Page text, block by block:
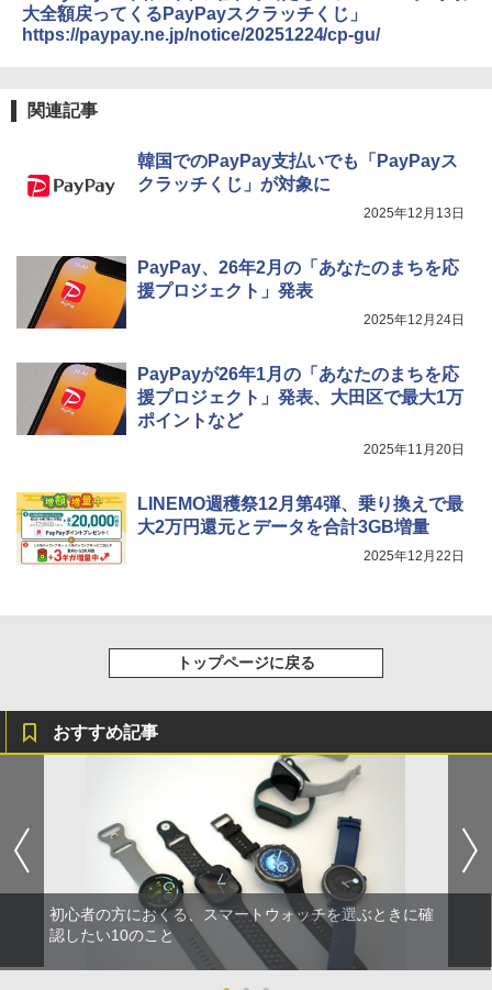
大全額戻ってくるPayPayスクラッチくじ」
https://paypay.ne.jp/notice/20251224/cp-gu/
関連記事
韓国でのPayPay支払いでも「PayPayス
クラッチくじ」が対象に
2025年12月13日
PayPay、26年2月の「あなたのまちを応
援プロジェクト」発表
2025年12月24日
PayPayが26年1月の「あなたのまちを応
援プロジェクト」発表、大田区で最大1万
ポイントなど
2025年11月20日
LINEMO週穫祭12月第4弾、乗り換えで最
大2万円還元とデータを合計3GB増量
2025年12月22日
トップページに戻る
おすすめ記事
初心者の方におくる、スマートウォッチを選ぶときに確
認したい10のこと